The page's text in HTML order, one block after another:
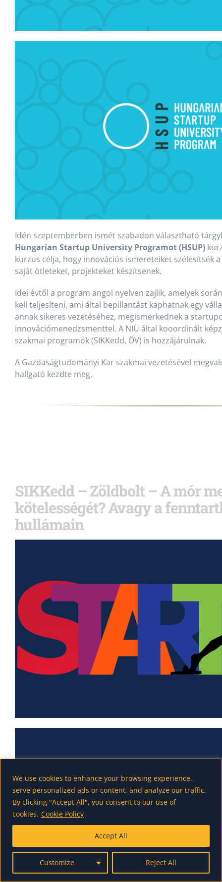
We use cookies to enhance your browsing experience,
serve personalized ads or content, and analyze our traffic.
By clicking "Accept All", you consent to our use of
cookies. Cookie Policy
Customize Reject All
Accept All
Idén szeptemberben ismét szabadon választható
Hungarian Startup University Programot (HSUP)
kurzus célja, hogy innovációs ismereteiket szélesítsék
saját ötleteket, projekteket készítsenek.
Idei évtől a program angol nyelven zajlik, amelyek
kell teljesíteni, ami által bepillantást kaphatnak egy
annak sikeres vezetéséhez, megismerkednek a
innovációmenedzsmenttel. A NIÜ által kooordinált
szakmai programok (SIKKedd, ÖV) is hozzájárulnak.
A Gazdaságtudományi Kar szakmai vezetésével
hallgató kezdte meg.
SIKKedd – Zöldbolt – A mór
kötelességét? Avagy a
hullámain